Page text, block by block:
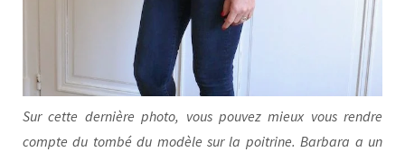
Sur cette dernière photo, vous pouvez mieux vous rendre
compte du tombé du modèle sur la poitrine. Barbara a un